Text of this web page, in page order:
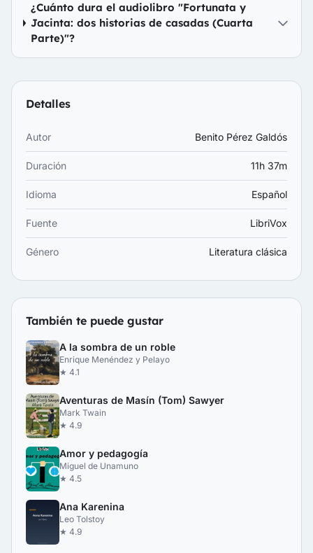
¿Cuánto dura el audiolibro "Fortunata y
Jacinta: dos historias de casadas (Cuarta
Parte)"?
Detalles
Autor Benito Pérez Galdós
Duración 11h 37m
Idioma Español
Fuente LibriVox
Género Literatura clásica
También te puede gustar
A la sombra de un roble
Enrique Menéndez y Pelayo
★ 4.1
Aventuras de Masín (Tom) Sawyer
Mark Twain
★ 4.9
Amor y pedagogía
Miguel de Unamuno
★ 4.5
Ana Karenina
Leo Tolstoy
★ 4.9